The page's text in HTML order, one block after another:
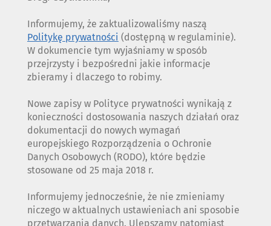
Informujemy, że zaktualizowaliśmy naszą
Politykę prywatności (dostępną w regulaminie).
W dokumencie tym wyjaśniamy w sposób
przejrzysty i bezpośredni jakie informacje
zbieramy i dlaczego to robimy.
Nowe zapisy w Polityce prywatności wynikają z
konieczności dostosowania naszych działań oraz
dokumentacji do nowych wymagań
europejskiego Rozporządzenia o Ochronie
Danych Osobowych (RODO), które będzie
stosowane od 25 maja 2018 r.
Informujemy jednocześnie, że nie zmieniamy
niczego w aktualnych ustawieniach ani sposobie
przetwarzania danych. Ulepszamy natomiast